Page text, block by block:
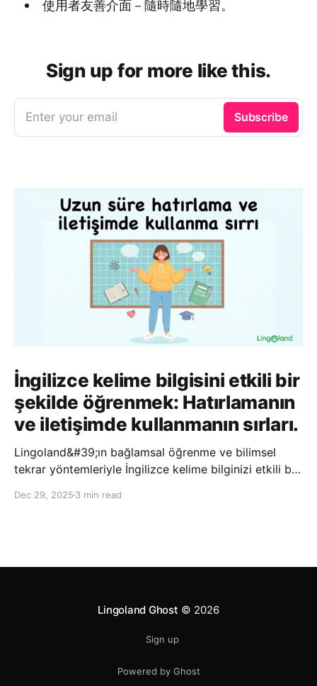
使用者友善介面－隨時隨地學習。
Sign up for more like this.
Enter your email Subscribe
İngilizce kelime bilgisini etkili bir
şekilde öğrenmek: Hatırlamanın
ve iletişimde kullanmanın sırları.
Lingoland&#39;ın bağlamsal öğrenme ve bilimsel
tekrar yöntemleriyle İngilizce kelime bilginizi etkili bir
hatırlayabilir ve daha doğal bir şekilde iletişim
Dec 29, 2025 3 min read
Lingoland Ghost © 2026
Sign up
Powered by Ghost